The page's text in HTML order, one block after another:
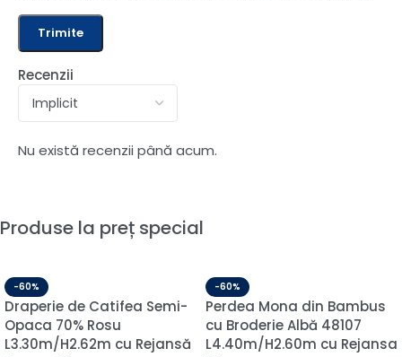
Recenzii
Nu există recenzii până acum.
Produse la preț special
-60%
Draperie din In Blackout
100% Exclusiv – Bej Caramel
L6m/H2.87m cu Pliu-
-60%
Draperie de Catifea Semi-
Opaca 70% Roz Pudra
L1m/H2.70m cu Capse